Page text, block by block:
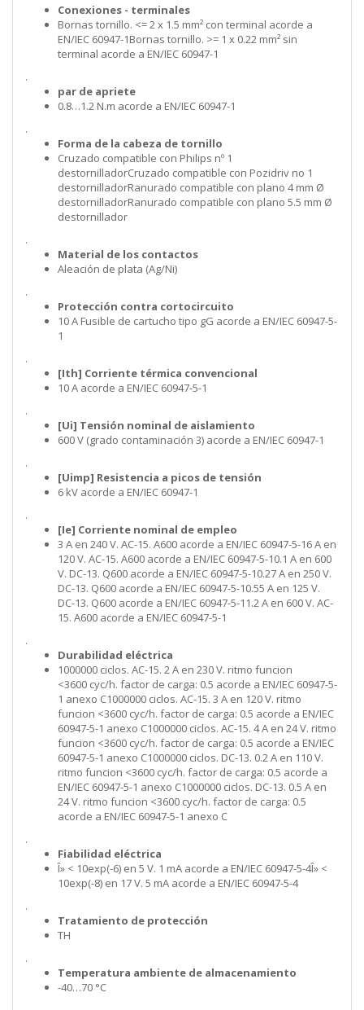
Conexiones - terminales
Bornas tornillo. <= 2 x 1.5 mm² con terminal acorde a
EN/IEC 60947-1Bornas tornillo. >= 1 x 0.22 mm² sin
terminal acorde a EN/IEC 60947-1
.
par de apriete
0.8…1.2 N.m acorde a EN/IEC 60947-1
.
Forma de la cabeza de tornillo
Cruzado compatible con Philips nº 1
destornilladorCruzado compatible con Pozidriv no 1
destornilladorRanurado compatible con plano 4 mm Ø
destornilladorRanurado compatible con plano 5.5 mm Ø
destornillador
.
Material de los contactos
Aleación de plata (Ag/Ni)
.
Protección contra cortocircuito
10 A Fusible de cartucho tipo gG acorde a EN/IEC 60947-5-
1
.
[Ith] Corriente térmica convencional
10 A acorde a EN/IEC 60947-5-1
.
[Ui] Tensión nominal de aislamiento
600 V (grado contaminación 3) acorde a EN/IEC 60947-1
.
[Uimp] Resistencia a picos de tensión
6 kV acorde a EN/IEC 60947-1
.
[Ie] Corriente nominal de empleo
3 A en 240 V. AC-15. A600 acorde a EN/IEC 60947-5-16 A en
120 V. AC-15. A600 acorde a EN/IEC 60947-5-10.1 A en 600
V. DC-13. Q600 acorde a EN/IEC 60947-5-10.27 A en 250 V.
DC-13. Q600 acorde a EN/IEC 60947-5-10.55 A en 125 V.
DC-13. Q600 acorde a EN/IEC 60947-5-11.2 A en 600 V. AC-
15. A600 acorde a EN/IEC 60947-5-1
.
Durabilidad eléctrica
1000000 ciclos. AC-15. 2 A en 230 V. ritmo funcion
<3600 cyc/h. factor de carga: 0.5 acorde a EN/IEC 60947-5-
1 anexo C1000000 ciclos. AC-15. 3 A en 120 V. ritmo
funcion <3600 cyc/h. factor de carga: 0.5 acorde a EN/IEC
60947-5-1 anexo C1000000 ciclos. AC-15. 4 A en 24 V. ritmo
funcion <3600 cyc/h. factor de carga: 0.5 acorde a EN/IEC
60947-5-1 anexo C1000000 ciclos. DC-13. 0.2 A en 110 V.
ritmo funcion <3600 cyc/h. factor de carga: 0.5 acorde a
EN/IEC 60947-5-1 anexo C1000000 ciclos. DC-13. 0.5 A en
24 V. ritmo funcion <3600 cyc/h. factor de carga: 0.5
acorde a EN/IEC 60947-5-1 anexo C
.
Fiabilidad eléctrica
Î» < 10exp(-6) en 5 V. 1 mA acorde a EN/IEC 60947-5-4Î» <
10exp(-8) en 17 V. 5 mA acorde a EN/IEC 60947-5-4
.
Tratamiento de protección
TH
.
Temperatura ambiente de almacenamiento
-40…70 °C